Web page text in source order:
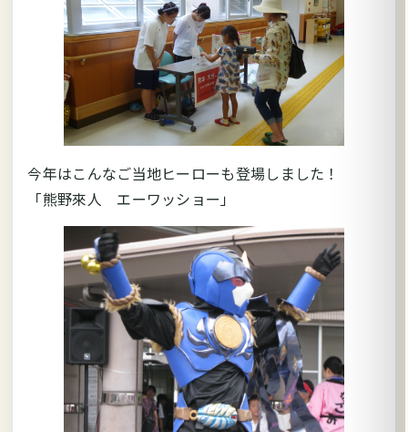
今年はこんなご当地ヒーローも登場しました！
「熊野來人 エーワッショー」